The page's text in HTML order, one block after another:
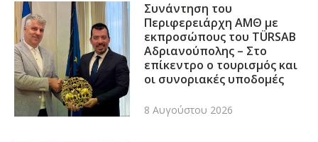
Συνάντηση του
Περιφερειάρχη ΑΜΘ με
εκπροσώπους του TÜRSAB
Αδριανούπολης – Στο
επίκεντρο ο τουρισμός και
οι συνοριακές υποδομές
8 Αυγούστου 2026